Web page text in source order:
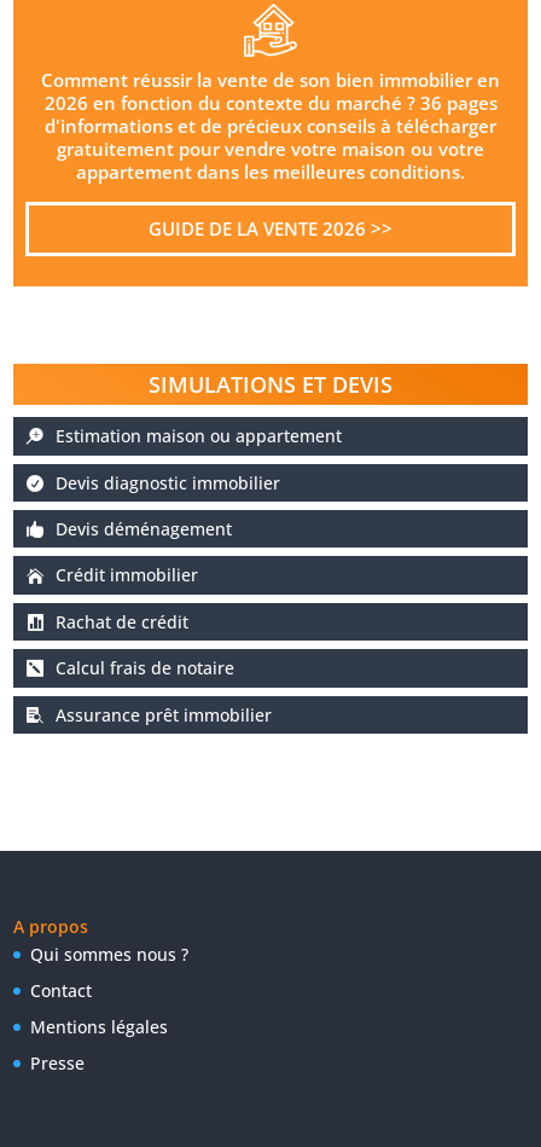
Comment réussir la vente de son bien immobilier en
2026 en fonction du contexte du marché ? 36 pages
d'informations et de précieux conseils à télécharger
gratuitement pour vendre votre maison ou votre
appartement dans les meilleures conditions.
GUIDE DE LA VENTE 2026 >>
SIMULATIONS ET DEVIS
Estimation maison ou appartement
Devis diagnostic immobilier
Devis déménagement
Crédit immobilier
Rachat de crédit
Calcul frais de notaire
Assurance prêt immobilier
A propos
Qui sommes nous ?
Contact
Mentions légales
Presse